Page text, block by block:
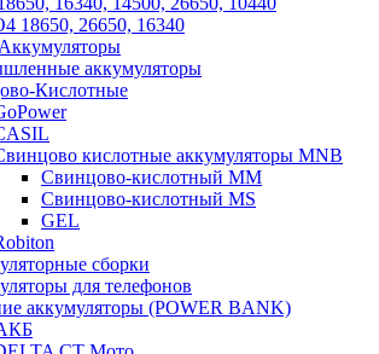
18650, 26650, 16340
аккумуляторы
Кислотные
кислотные аккумуляторы MNB
Cвинцово-кислотный MM
Cвинцово-кислотный MS
GEL
сборки
для телефонов
аккумуляторы (POWER BANK)